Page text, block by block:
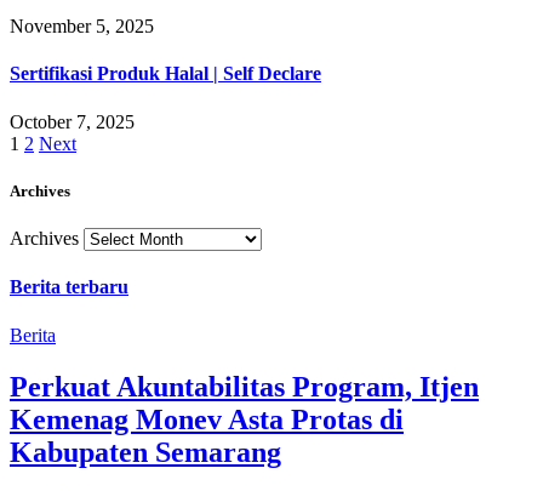
November 5, 2025
Sertifikasi Produk Halal | Self Declare
October 7, 2025
1 2 Next
Archives
Archives
Berita terbaru
Berita
Perkuat Akuntabilitas Program, Itjen
Kemenag Monev Asta Protas di
Kabupaten Semarang